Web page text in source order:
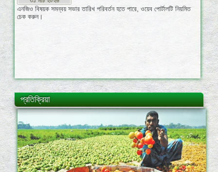
প্রতিক্রিয়া